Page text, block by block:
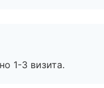
1-3 визита.